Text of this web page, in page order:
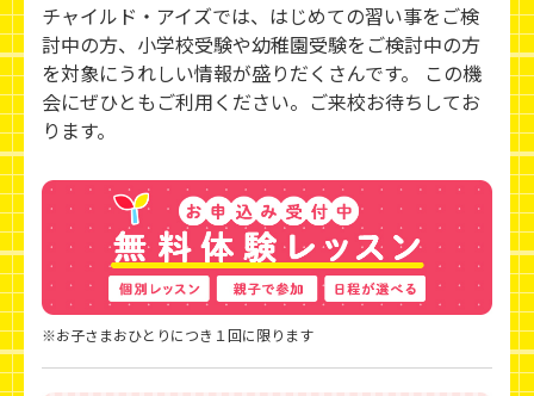
チャイルド・アイズでは、はじめての習い事をご検
討中の方、小学校受験や幼稚園受験をご検討中の方
を対象にうれしい情報が盛りだくさんです。 この機
会にぜひともご利用ください。ご来校お待ちしてお
ります。
※お子さまおひとりにつき１回に限ります